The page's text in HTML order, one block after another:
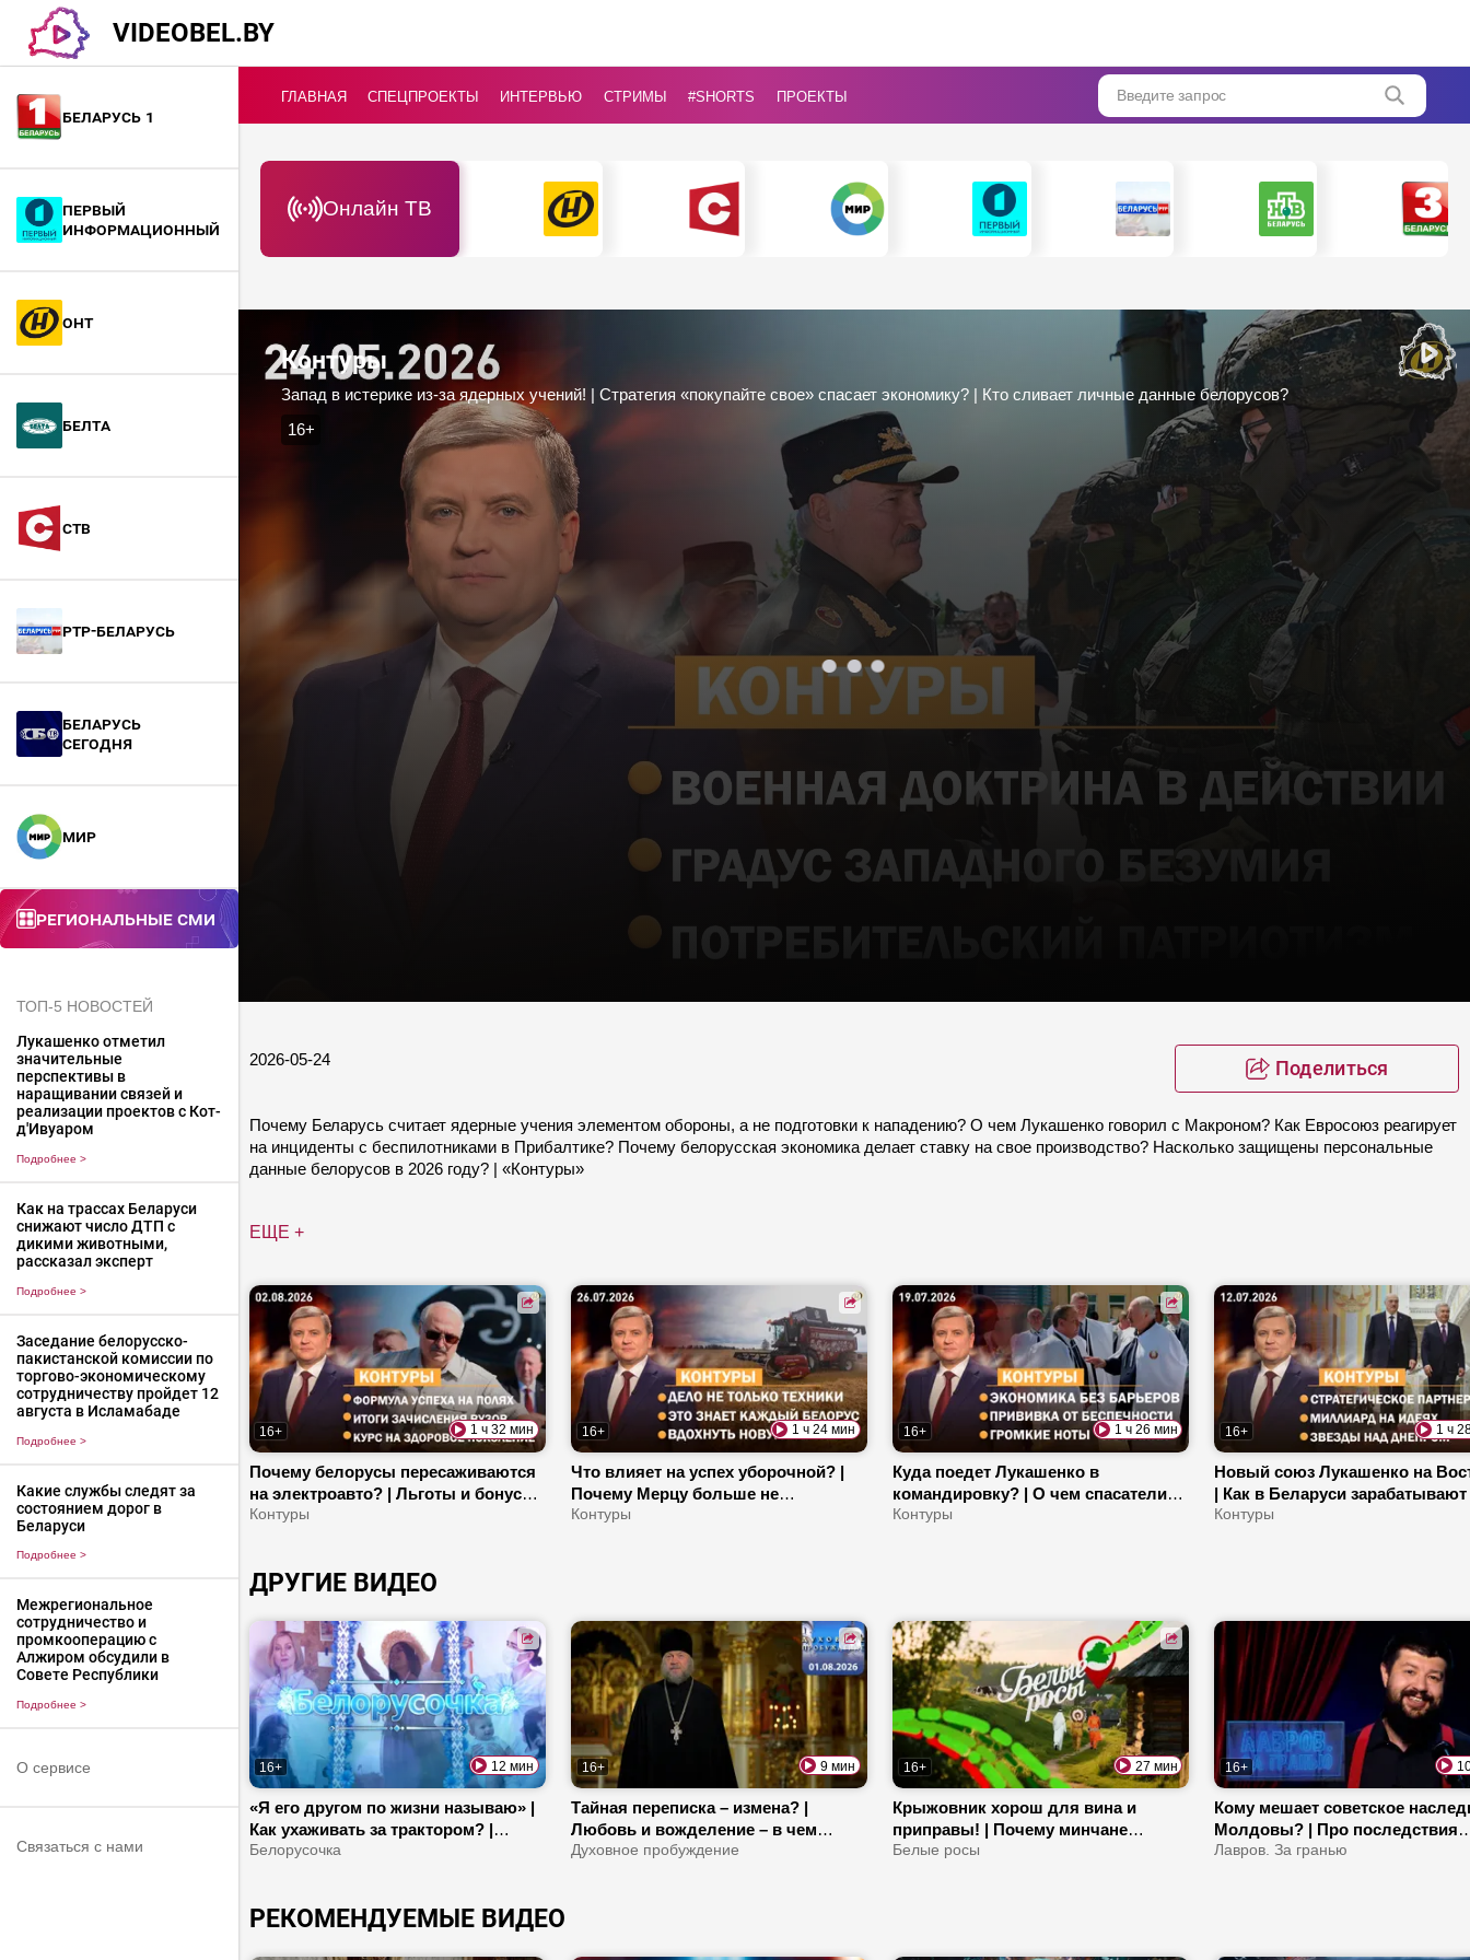
VIDEOBEL.BY
Беларусь 1
Первый
информационный
ОНТ
БелТА
СТВ
РТР-Беларусь
БЕЛАРУСЬ
СЕГОДНЯ
МИР
Региональные СМИ
ТОП-5 НОВОСТЕЙ
Лукашенко отметил
значительные
перспективы в
наращивании связей и
реализации проектов с Кот-
д'Ивуаром
Подробнее >
Как на трассах Беларуси
снижают число ДТП с
дикими животными,
рассказал эксперт
Подробнее >
Заседание белорусско-
пакистанской комиссии по
торгово-экономическому
сотрудничеству пройдет 12
августа в Исламабаде
Подробнее >
Какие службы следят за
состоянием дорог в
Беларуси
Подробнее >
Межрегиональное
сотрудничество и
промкооперацию с
Алжиром обсудили в
Совете Республики
Подробнее >
О сервисе
Связаться с нами
ГЛАВНАЯ СПЕЦПРОЕКТЫ ИНТЕРВЬЮ СТРИМЫ #Shorts ПРОЕКТЫ Введите запрос
Онлайн ТВ
Контуры
Запад в истерике из-за ядерных учений! | Стратегия «покупайте свое» спасает экономику? | Кто сливает личные данные белорусов?
16+
2026-05-24 Поделиться
Почему Беларусь считает ядерные учения элементом обороны, а не подготовки к нападению? О чем Лукашенко говорил с Макроном? Как Евросоюз реагирует
на инциденты с беспилотниками в Прибалтике? Почему белорусская экономика делает ставку на свое производство? Насколько защищены персональные
данные белорусов в 2026 году? | «Контуры»
ЕЩЕ +
16+ 1 ч 32 мин
Почему белорусы пересаживаются
на электроавто? | Льготы и бонусы
для молодых специалистов |
Контуры
16+ 1 ч 24 мин
Что влияет на успех уборочной? |
Почему Мерцу больше не
доверяют? | За что белорусы любят
Контуры
16+ 1 ч 26 мин
Куда поедет Лукашенко в
командировку? | О чем спасатели
предупреждают белорусов? | Зачем
Контуры
16+ 1 ч
Новый союз Лукашенко на
| Как в Беларуси зарабатывают
творчестве? | Почему НАТО
Контуры
ДРУГИЕ ВИДЕО
16+ 12 мин
«Я его другом по жизни называю» |
Как ухаживать за трактором? |
Тракторист – женская профессия?
Белорусочка
16+ 9 мин
Тайная переписка – измена? |
Любовь и вожделение – в чем
разница? | Что такое ревность?
Духовное пробуждение
16+ 27 мин
Крыжовник хорош для вина и
приправы! | Почему минчане
переехали в деревню? | Какой сорт
Белые росы
16+
Кому мешает советское
Молдовы? | Про последствия
пожаров во Франции | Зачем
Лавров. За гранью
РЕКОМЕНДУЕМЫЕ ВИДЕО